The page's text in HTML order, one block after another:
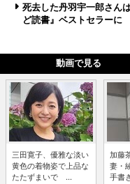
死去した丹羽宇一郎さん
ど読書』ベストセラーに
動画で見る
三田寛子、優雅な淡い
黄色の着物姿で上品な
たたずまいで ...
加藤
妻・
手書